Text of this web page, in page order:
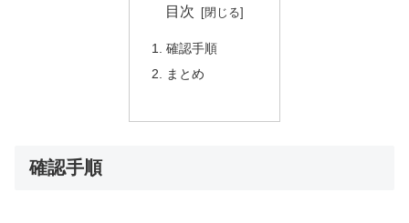
目次
確認手順
まとめ
確認手順